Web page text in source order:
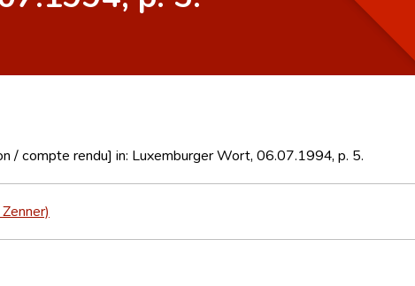
/ compte rendu] in: Luxemburger Wort, 06.07.1994, p. 5.